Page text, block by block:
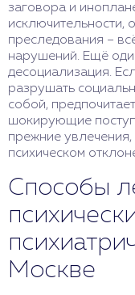
заговора и
исключительности,
преследования –
нарушений. Ещё
десоциализация.
разрушать
собой,
шокирующие
прежние увлечения,
психическом
Способы
Москве